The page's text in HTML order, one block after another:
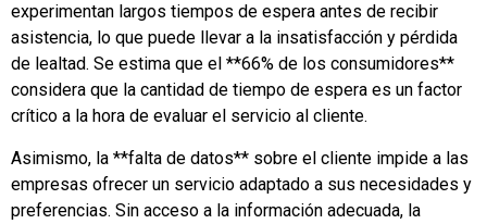
experimentan largos tiempos de espera antes de recibir
asistencia, lo que puede llevar a la insatisfacción y pérdida
de lealtad. Se estima que el **66% de los consumidores**
considera que la cantidad de tiempo de espera es un factor
crítico a la hora de evaluar el servicio al cliente.
Asimismo, la **falta de datos** sobre el cliente impide a las
empresas ofrecer un servicio adaptado a sus necesidades y
preferencias. Sin acceso a la información adecuada, la